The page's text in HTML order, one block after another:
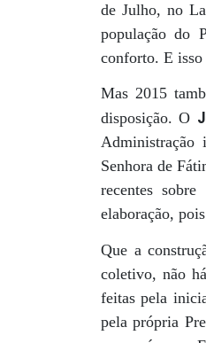
de Julho, no
população do
conforto. E isso
Mas 2015
disposição. O
Administração
Senhora de
recentes
elaboração,
Que a
coletivo, não
feitas pela
pela própria